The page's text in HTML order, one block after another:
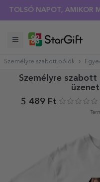
NAPOT, AMIKOR
Személyre szabott pólók
Személyre
5 489 Ft